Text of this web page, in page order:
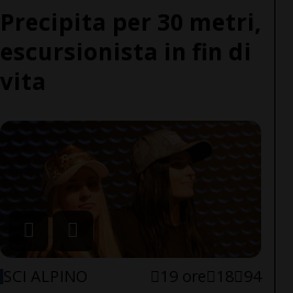
Precipita per 30 metri,
escursionista in fin di
vita
SCI ALPINO 19 ore 18 94